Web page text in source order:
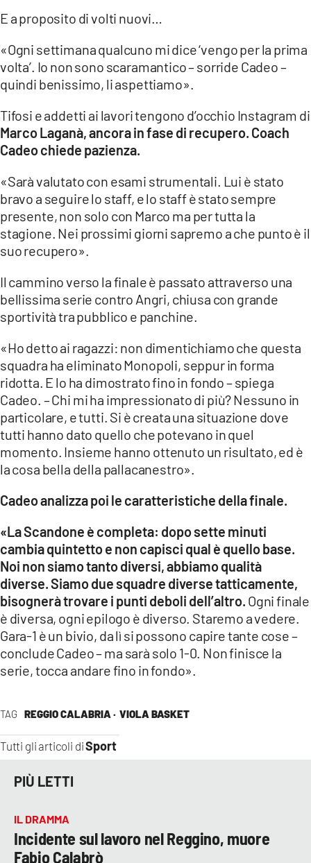
TAG REGGIO CALABRIA · VIOLA BASKET
Tutti gli articoli diSport
E a proposito di volti nuovi…
«Ogni settimana qualcuno mi dice ‘vengo per la prima
volta’. Io non sono scaramantico – sorride Cadeo –
quindi benissimo, li aspettiamo».
Tifosi e addetti ai lavori tengono d’occhio Instagram di
Marco Laganà, ancora in fase di recupero. Coach
Cadeo chiede pazienza.
«Sarà valutato con esami strumentali. Lui è stato
bravo a seguire lo staff, e lo staff è stato sempre
presente, non solo con Marco ma per tutta la
stagione. Nei prossimi giorni sapremo a che punto è il
suo recupero».
Il cammino verso la finale è passato attraverso una
bellissima serie contro Angri, chiusa con grande
sportività tra pubblico e panchine.
«Ho detto ai ragazzi: non dimentichiamo che questa
squadra ha eliminato Monopoli, seppur in forma
ridotta. E lo ha dimostrato fino in fondo – spiega
Cadeo. – Chi mi ha impressionato di più? Nessuno in
particolare, e tutti. Si è creata una situazione dove
tutti hanno dato quello che potevano in quel
momento. Insieme hanno ottenuto un risultato, ed è
la cosa bella della pallacanestro».
Cadeo analizza poi le caratteristiche della finale.
«La Scandone è completa: dopo sette minuti
cambia quintetto e non capisci qual è quello base.
Noi non siamo tanto diversi, abbiamo qualità
diverse. Siamo due squadre diverse tatticamente,
bisognerà trovare i punti deboli dell’altro. Ogni finale
è diversa, ogni epilogo è diverso. Staremo a vedere.
Gara-1 è un bivio, da lì si possono capire tante cose –
conclude Cadeo – ma sarà solo 1-0. Non finisce la
serie, tocca andare fino in fondo».
PIÙ LETTI
IL DRAMMA
Incidente sul lavoro nel Reggino, muore
Fabio Calabrò